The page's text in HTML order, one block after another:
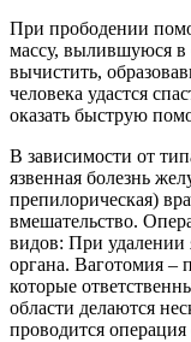
При прободении
массу, вылившуюся в
вычистить,
человека удастся
оказать быструю
В зависимости от
язвенная болезнь
препилорическая)
вмешательство.
видов: При удалении
органа. Ваготомия –
которые
области делаются
проводится